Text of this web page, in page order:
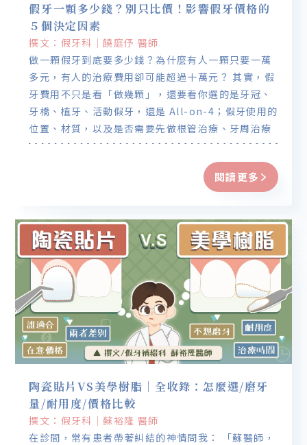
假牙一顆多少錢？別只比價！影響假牙價格的
５個決定因素
撰文：假牙科｜饒庭伃 醫師
做一顆假牙到底要多少錢？為什麼有人一顆只要一萬
多元，有人的治療費用卻可能超過十萬元？ 其實，假
牙費用不只是看「做幾顆」，還要看你選的是牙冠、
牙橋、植牙、活動假牙，還是 All-on-4；假牙使用的
位置、材質，以及是否需要先做根管治療、牙周治療
或補骨，也都會影響最後的價格。 也不一定只是因為
材質比較貴，還可能包含數位口掃、假牙製作精密
度、醫師與牙技師的技術，以及後續保固與調整。
閱讀更多
陶瓷貼片VS美學樹脂｜全收錄：怎麼選/磨牙
量/耐用度/價格比較
撰文：假牙科｜蘇裕隆 醫師
在診間，常有患者帶著糾結的神情問我： 「蘇醫師，